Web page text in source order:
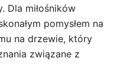
Dla miłośników
pomysłem na
na drzewie, który
związane z